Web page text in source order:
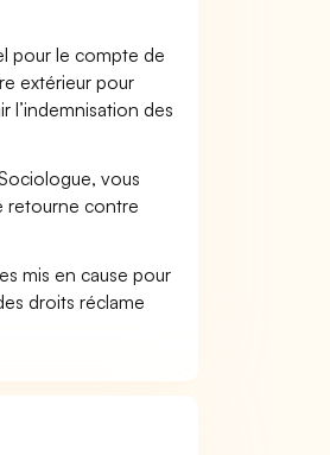
pour le compte de
extérieur pour
l’indemnisation des
vous
retourne contre
mis en cause pour
droits réclame